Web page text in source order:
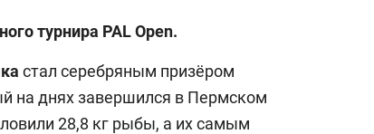
турнира PAL Open.
стал серебряным призёром
на днях завершился в Пермском
28,8 кг рыбы, а их самым